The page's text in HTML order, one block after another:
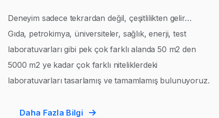
Deneyim sadece tekrardan değil, çeşitlilikten gelir…
Gıda, petrokimya, üniversiteler, sağlık, enerji, test
laboratuvarları gibi pek çok farklı alanda 50 m2 den
5000 m2 ye kadar çok farklı niteliklerdeki
laboratuvarları tasarlamış ve tamamlamış bulunuyoruz.
Daha Fazla Bilgi